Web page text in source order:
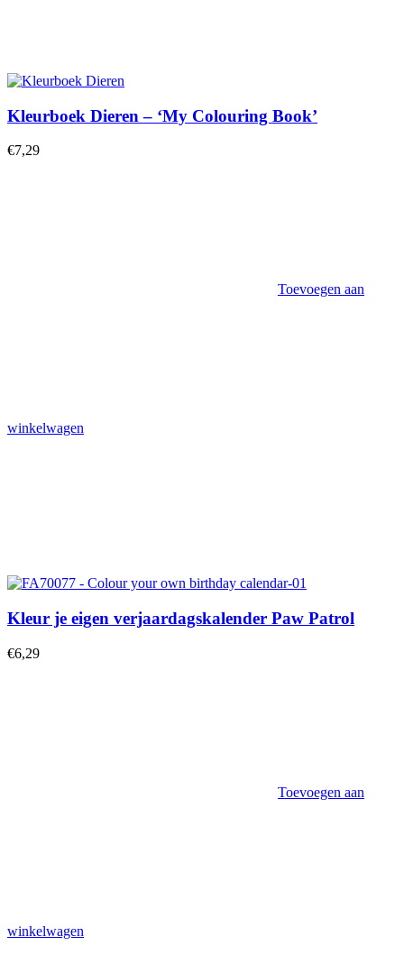
Kleurboek Dieren – ‘My Colouring Book’
€7,29
Toevoegen aan
winkelwagen
Kleur je eigen verjaardagskalender Paw Patrol
€6,29
Toevoegen aan
winkelwagen